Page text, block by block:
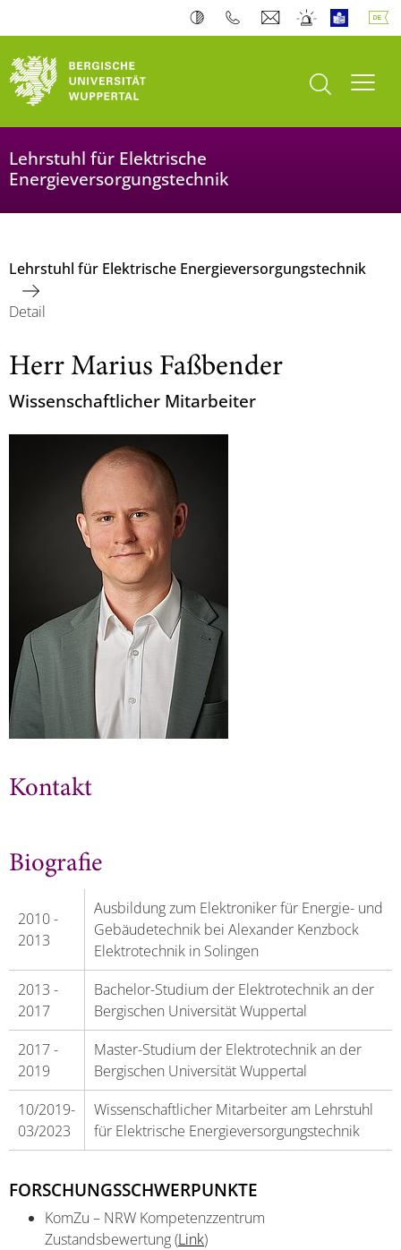
Suche öffnen
Lehrstuhl für Elektrische
Energieversorgungstechnik
Lehrstuhl für Elektrische Energieversorgungstechnik
Detail
Herr Marius Faßbender
Wissenschaftlicher Mitarbeiter
Kontakt
Biografie
2010 -
2013
Ausbildung zum Elektroniker für Energie- und
Gebäudetechnik bei Alexander Kenzbock
Elektrotechnik in Solingen
2013 -
2017
Bachelor-Studium der Elektrotechnik an der
Bergischen Universität Wuppertal
2017 -
2019
Master-Studium der Elektrotechnik an der
Bergischen Universität Wuppertal
10/2019-
03/2023
Wissenschaftlicher Mitarbeiter am Lehrstuhl
für Elektrische Energieversorgungstechnik
FORSCHUNGSSCHWERPUNKTE
KomZu – NRW Kompetenzzentrum
Zustandsbewertung (Link)